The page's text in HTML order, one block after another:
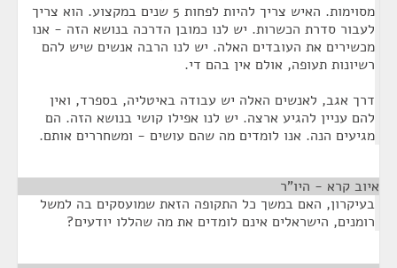
מסוימות. האיש צריך להיות לפחות 5 שנים במקצוע. הוא צריך
לעבור סדרת הכשרות. יש לנו כמובן הדרכה בנושא הזה - אנו
מכשירים את העובדים האלה. יש לנו הרבה אנשים שיש להם
רשיונות תעופה, אולם אין בהם די.
דרך אגב, לאנשים האלה יש עבודה באיטליה, בספרד, ואין
להם עניין להגיע ארצה. יש לנו אפילו קושי בנושא הזה. הם
מגיעים הנה. אנו לומדים מה שהם עושים - ומשחררים אותם.
איוב קרא - היו"ר
בעיקרון, האם במשך כל התקופה הזאת שמועסקים בה למשל
רומנים, הישראלים אינם לומדים את מה שהללו יודעים?